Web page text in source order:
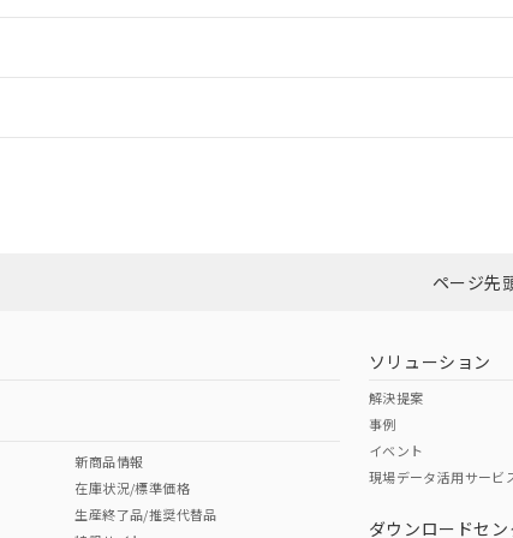
、CADデータをダウンロードすることができます。
51物質の非含有証明書（当社基準）
※本証明書は発行日時点で非含有を証明するもので、
既に当社にて対応品への在庫切替を完了しているこ
り割愛しております。
ページ先
新商品情報
在庫状況/標準価格
生産終了品/推奨代替品
ソリューション
解決提案
事例
イベント
現場データ活用サービ
ダウンロードセン